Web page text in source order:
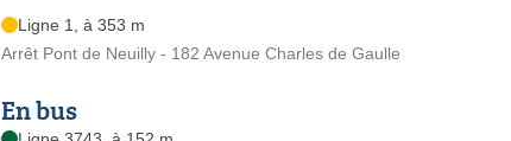
Ligne 1, à 353 m
Arrêt Pont de Neuilly - 182 Avenue Charles de Gaulle
En bus